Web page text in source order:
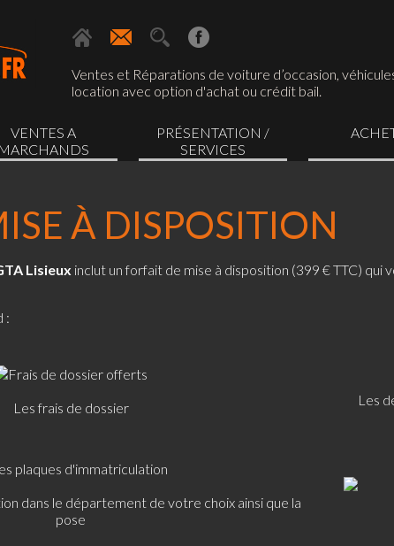
Ventes et Réparations de voiture d’occasion,
location avec option d'achat ou crédit bail.
VENTES A
MARCHANDS
PRÉSENTATION /
SERVICES
À DISPOSITION
Lisieux inclut un forfait de mise à disposition (399 € TTC) qui
:
Les frais de dossier
Les
dans le département de votre choix ainsi que la
pose